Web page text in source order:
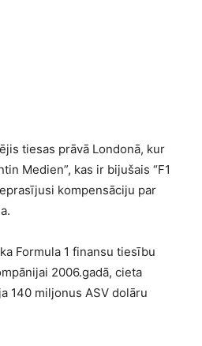
tiesas prāvā Londonā, kur
Medien”, kas ir bijušais “F1
kompensāciju par
Formula 1 finansu tiesību
2006.gadā, cieta
140 miljonus ASV dolāru